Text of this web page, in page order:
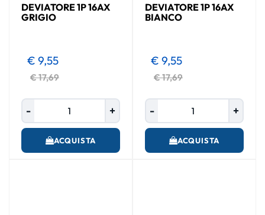
DEVIATORE 1P 16AX
GRIGIO
€ 17,69
€ 9,55
ACQUISTA
DEVIATORE 1P 16AX
BIANCO
€ 17,69
€ 9,55
ACQUISTA